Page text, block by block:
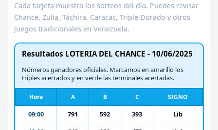
Cada tarjeta muestra los sorteos del día. Puedes revisar
Chance, Zulia, Táchira, Caracas, Triple Dorado y otros
juegos tradicionales en Venezuela.
Resultados LOTERIA DEL CHANCE - 10/06/2025
Números ganadores oficiales. Marcamos en amarillo los
triples acertados y en verde las terminales acertadas.
Hora A B C SIGNO
09:00 791 592 393
Lib